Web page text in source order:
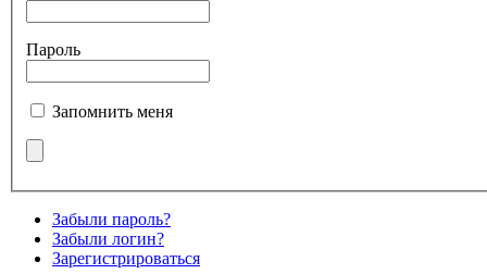
Пароль
Запомнить меня
Забыли пароль?
Забыли логин?
Зарегистрироваться